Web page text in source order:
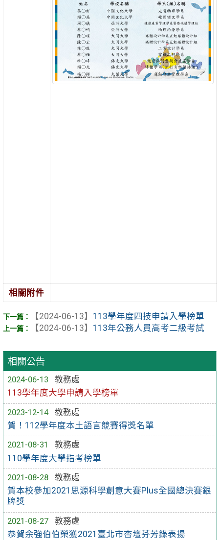
相關公告
2024-06-13
教務處
113學年度大學申請入學榜單
2023-12-14
教務處
賀！112學年度本土語言競賽得獎名單
2021-08-31
教務處
110學年度大學指考榜單
2021-08-28
教務處
賀本校參加2021思源科學創意大賽Plus全國總決賽銀
牌獎
2021-08-27
教務處
恭賀余強伯伯榮獲2021臺北市杏壇芬芳錄表揚
相關附件
【2024-06-13】 113學年度四技申請入學榜單
【2024-06-13】 113年公務人員高考二級考試